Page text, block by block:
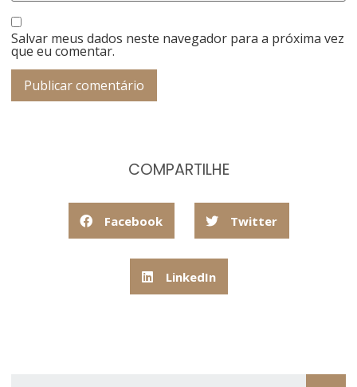
Salvar meus dados neste navegador para a próxima vez
que eu comentar.
COMPARTILHE
Facebook Twitter
LinkedIn